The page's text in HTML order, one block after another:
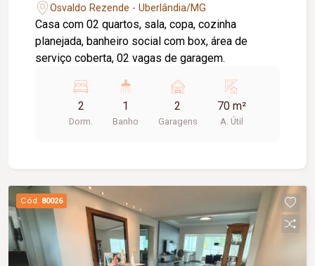
Osvaldo Rezende - Uberlândia/MG
Casa com 02 quartos, sala, copa, cozinha
planejada, banheiro social com box, área de
serviço coberta, 02 vagas de garagem.
2
Dorm.
1
Banho
2
Garagens
70 m²
A. Útil
Cód. 80026